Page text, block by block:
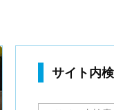
サイト内